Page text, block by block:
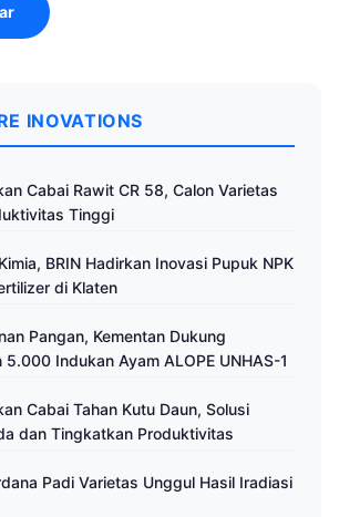
INOVATIONS
Cabai Rawit CR 58, Calon Varietas
Tinggi
BRIN Hadirkan Inovasi Pupuk NPK
di Klaten
Pangan, Kementan Dukung
5.000 Indukan Ayam ALOPE UNHAS-1
Cabai Tahan Kutu Daun, Solusi
dan Tingkatkan Produktivitas
Padi Varietas Unggul Hasil Iradiasi